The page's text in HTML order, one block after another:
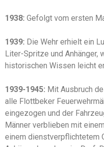
1938: Gefolgt vom ersten
1939: Die Wehr erhielt ein
Liter-Spritze und Anhänger,
historischen Wissen leicht
1939-1945: Mit Ausbruch
alle Flottbeker
eingezogen und der
Männer verblieben mit
einem dienstverpflichtetem